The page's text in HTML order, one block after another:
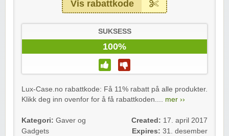
Vis rabattkode
SUKSESS
100%
Lux-Case.no rabattkode: Få 11% rabatt på alle produkter.
Klikk deg inn ovenfor for å få rabattkoden.... mer ››
Kategori: Gaver og
Gadgets
Created: 17. april 2017
Expires: 31. desember